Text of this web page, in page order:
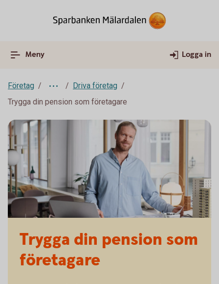
Meny Logga in
Företag
Driva företag
Trygga din pension som företagare
Trygga din pension som
företagare